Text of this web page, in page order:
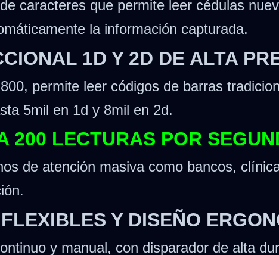
caracteres que permite leer cédulas
la información capturada.
1D Y 2D DE ALTA
permite leer códigos de barras
5mil en 1d y 8mil en 2d.
200 LECTURAS POR
de atención masiva como bancos,
Y DISEÑO
y manual, con disparador de alta